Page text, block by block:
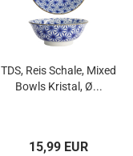
TDS, Reis Schale, Mixed
Bowls Kristal, Ø...
15,99 EUR